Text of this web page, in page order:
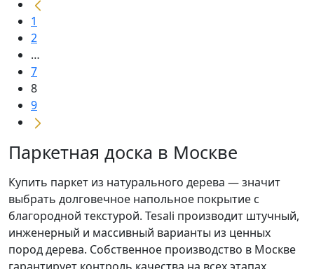
1
2
…
7
8
9
Паркетная доска в Москве
Купить паркет из натурального дерева — значит
выбрать долговечное напольное покрытие с
благородной текстурой. Tesali производит штучный,
инженерный и массивный варианты из ценных
пород дерева. Собственное производство в Москве